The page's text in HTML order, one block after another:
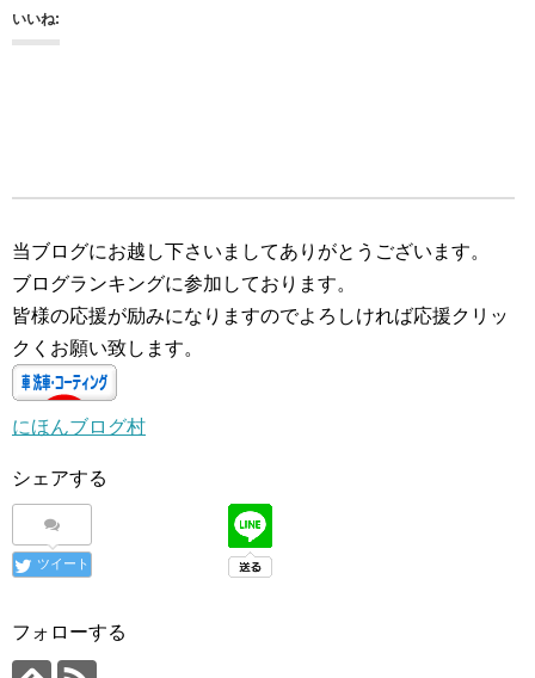
いいね:
当ブログにお越し下さいましてありがとうございます。
ブログランキングに参加しております。
皆様の応援が励みになりますのでよろしければ応援クリッ
クくお願い致します。
にほんブログ村
シェアする
ツイート
フォローする